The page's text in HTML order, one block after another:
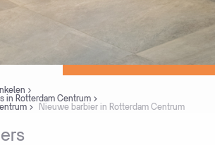
in Rotterdam Centrum
Nieuwe barbier in Rotterdam Centrum